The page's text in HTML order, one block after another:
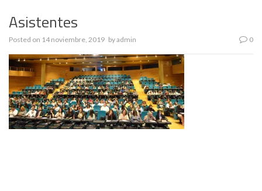
Asistentes
Posted on 14 noviembre, 2019 byadmin 0